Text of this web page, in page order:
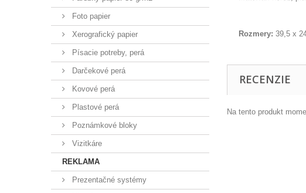
Foto papier
Xerografický papier
Písacie potreby, perá
Darčekové perá
Kovové perá
Plastové perá
Poznámkové bloky
Vizitkáre
REKLAMA
Prezentačné systémy
Rozmery: 39,5 x
RECENZIE
Na tento produkt